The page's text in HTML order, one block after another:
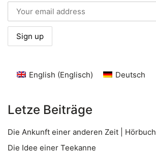
English (Englisch) Deutsch
Letze Beiträge
Die Ankunft einer anderen Zeit | Hörbuch
Die Idee einer Teekanne